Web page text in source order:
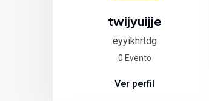
twijyuijje
eyyikhrtdg
0 Evento
Ver perfil